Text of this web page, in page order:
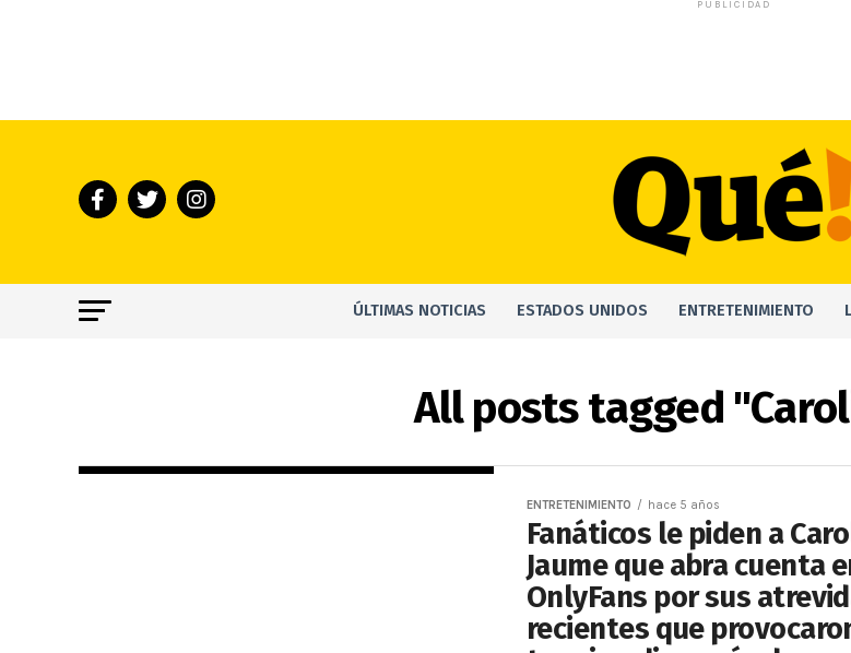
PUBLICIDAD
ÚLTIMAS NOTICIAS ESTADOS UNIDOS ENTRETENIMIENTO
All posts tagged
ENTRETENIMIENTO hace 5 años
Fanáticos le piden a
Jaume que abra cuenta
OnlyFans por sus
recientes que